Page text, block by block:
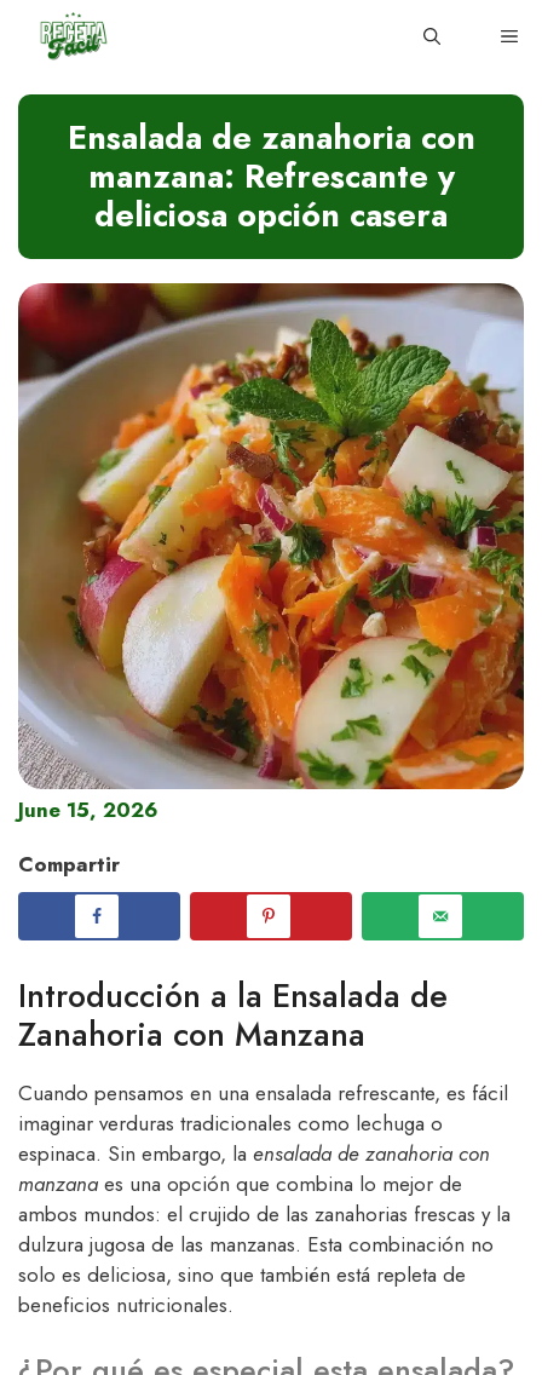
Ensalada de zanahoria con
manzana: Refrescante y
deliciosa opción casera
June 15, 2026
Compartir
Introducción a la Ensalada de
Zanahoria con Manzana
Cuando pensamos en una ensalada refrescante, es fácil
imaginar verduras tradicionales como lechuga o
espinaca. Sin embargo, la ensalada de zanahoria con
manzana es una opción que combina lo mejor de
ambos mundos: el crujido de las zanahorias frescas y la
dulzura jugosa de las manzanas. Esta combinación no
solo es deliciosa, sino que también está repleta de
beneficios nutricionales.